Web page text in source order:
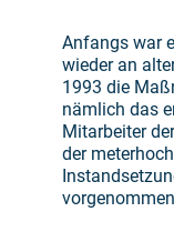
Anfangs war
wieder an
1993 die
nämlich das
Mitarbeiter
der